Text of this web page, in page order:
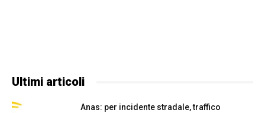
Ultimi articoli
Anas: per incidente stradale, traffico